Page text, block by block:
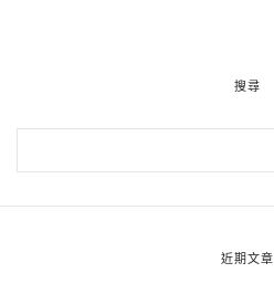
搜尋
近期文章